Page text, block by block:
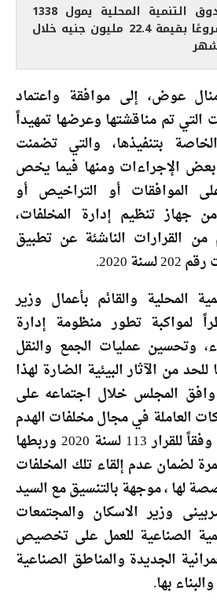
صندوق التنمية المحلية يمول 1338
مشروعًا بقيمة 22.4 مليون جنيه خلال
عوض، إلى موافقة واعتماد
التي تم مناقشتها وعرضها تمهيداً
بتنفيذها، والتي تضمنت
بعض الإجراءات ومنها فيما يخص
الموافقات أو التراخيص أو
جهاز تنظيم إدارة المخلفات،
القرارات الناشئة عن تطبيق
2020.
المحلية والقائم بأعمال وزير
لمواكبة تطور منظومة إدارة
وتحسين عمليات الجمع والنقل
للحد من الآثار البيئية الضارة لهذا
وافق المجلس خلال اجتماعه على
العاملة في مجال مخلفات الهدم
والبناء بشكل مستقل وفقاً للقرار 113 لسنة 2020 وربطها
لضمان عدم إلقاء تلك المخلفات
لها ، موجهة بالتنسيق مع السيد
وزير الاسكان والمجتمعات
الصناعية للعمل على تخصيص
الجديدة والمناطق الصناعية
بها.